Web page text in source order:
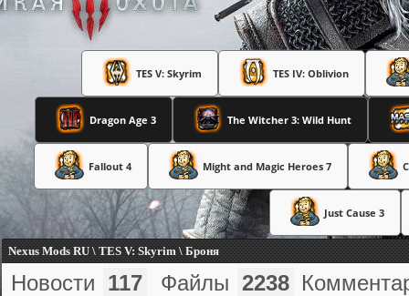
TES V: Skyrim TES IV: Oblivion
Dragon Age 3 The Witcher 3: Wild Hunt
Fallout 4 Might and Magic Heroes 7
Just Cause 3
Nexus Mods RU \ TES V: Skyrim \ Броня
Новости 117 Файлы 2238